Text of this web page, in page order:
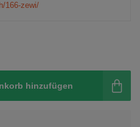
166-zewi/
hinzufügen